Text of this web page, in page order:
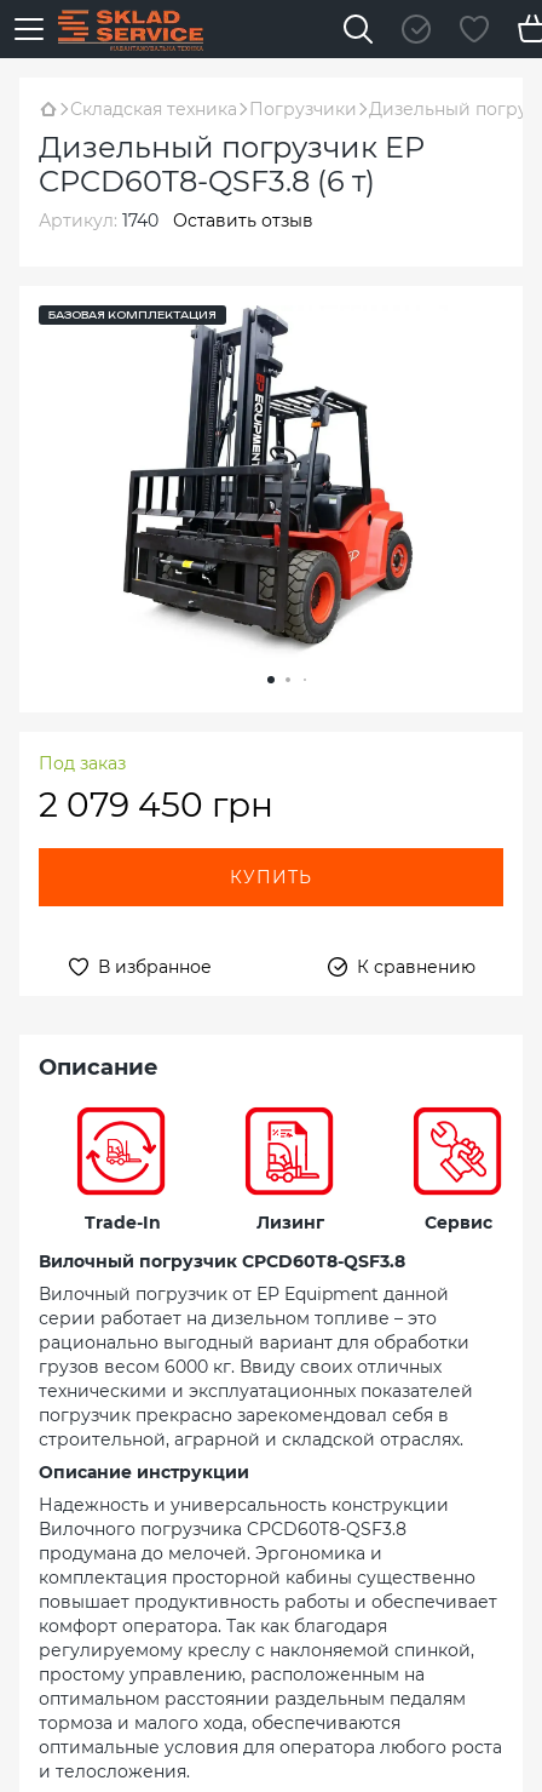
Складская техника Погрузчики Дизельный
Дизельный погрузчик EP
CPCD60T8-QSF3.8 (6 т)
Артикул: 1740 Оставить отзыв
БАЗОВАЯ КОМПЛЕКТАЦИЯ
Под заказ
2 079 450 грн
КУПИТЬ
В избранное К сравнению
Описание
Trade-In Лизинг
Сервис
Вилочный погрузчик CPCD60T8-QSF3.8
Вилочный погрузчик от EP Equipment данной
серии работает на дизельном топливе – это
рационально выгодный вариант для обработки
грузов весом 6000 кг. Ввиду своих отличных
техническими и эксплуатационных показателей
погрузчик прекрасно зарекомендовал себя в
строительной, аграрной и складской отраслях.
Описание инструкции
Надежность и универсальность конструкции
Вилочного погрузчика CPCD60T8-QSF3.8
продумана до мелочей. Эргономика и
комплектация просторной кабины существенно
повышает продуктивность работы и обеспечивает
комфорт оператора. Так как благодаря
регулируемому креслу с наклоняемой спинкой,
простому управлению, расположенным на
оптимальном расстоянии раздельным педалям
тормоза и малого хода, обеспечиваются
оптимальные условия для оператора любого роста
и телосложения.